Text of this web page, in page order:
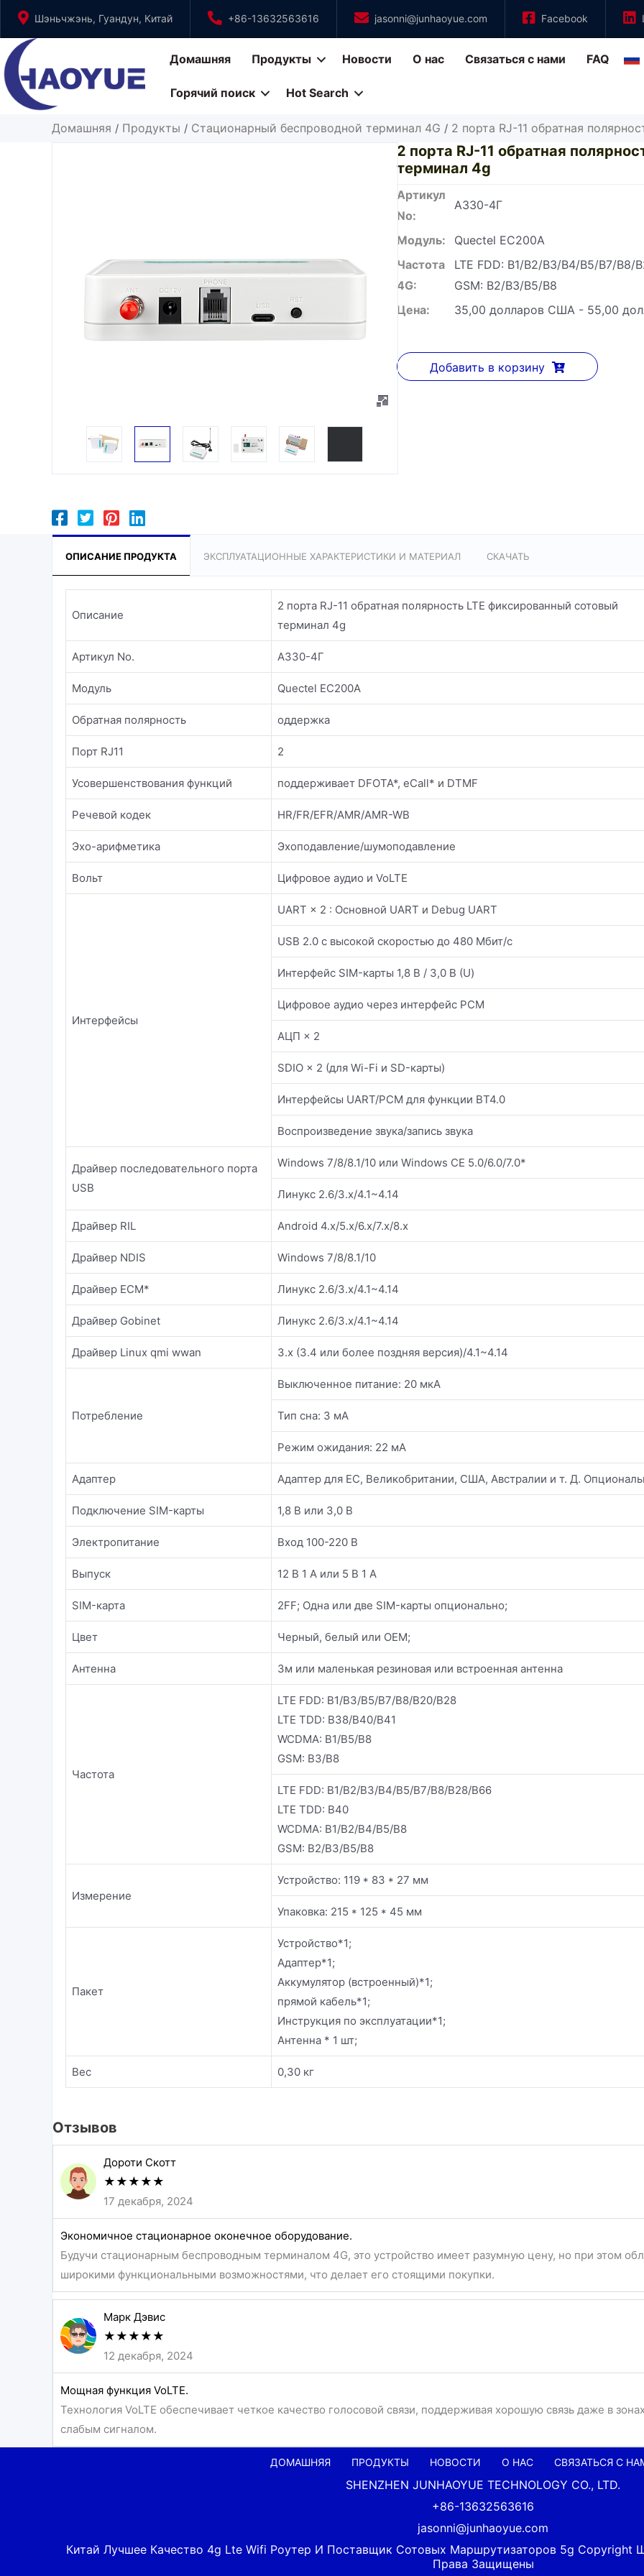
Перейти
содержимому
Шэньчжэнь, Гуандун, Китай +86-13632563616 jasonni@junhaoyue.com Facebook
Домашняя Продукты Новости О нас Связаться с нами FAQ
Горячий поиск Hot Search
Домашняя / Продукты / Стационарный беспроводной терминал 4G / 2 порта RJ-11 обратная
2 порта RJ-11 обратная
терминал 4g
Артикул
No:
А330-4Г
Модуль:
Quectel EC200A
Частота
4G:
LTE FDD: B1/B2/B3/B4/B5/B7/B8/
GSM: B2/B3/B5/B8
Цена:
35,00 долларов США - 55,00
Добавить в корзину
ОПИСАНИЕ ПРОДУКТА ЭКСПЛУАТАЦИОННЫЕ ХАРАКТЕРИСТИКИ И МАТЕРИАЛ СКАЧАТЬ
Описание
2 порта RJ-11 обратная полярность LTE фиксированный сотовый
терминал 4g
Артикул No. А330-4Г
Модуль Quectel EC200A
Обратная полярность оддержка
Порт RJ11 2
Усовершенствования функций поддерживает DFOTA*, eCall* и DTMF
Речевой кодек HR/FR/EFR/AMR/AMR-WB
Эхо-арифметика Эхоподавление/шумоподавление
Вольт Цифровое аудио и VoLTE
Интерфейсы
UART × 2 : Основной UART и Debug UART
USB 2.0 с высокой скоростью до 480 Мбит/с
Интерфейс SIM-карты 1,8 В / 3,0 В (U)
Цифровое аудио через интерфейс PCM
АЦП × 2
SDIO × 2 (для Wi-Fi и SD-карты)
Интерфейсы UART/PCM для функции BT4.0
Воспроизведение звука/запись звука
Драйвер последовательного порта
USB
Windows 7/8/8.1/10 или Windows CE 5.0/6.0/7.0*
Линукс 2.6/3.x/4.1~4.14
Драйвер RIL Android 4.x/5.x/6.x/7.x/8.x
Драйвер NDIS Windows 7/8/8.1/10
Драйвер ECM* Линукс 2.6/3.x/4.1~4.14
Драйвер Gobinet Линукс 2.6/3.x/4.1~4.14
Драйвер Linux qmi wwan 3.x (3.4 или более поздняя версия)/4.1~4.14
Потребление
Выключенное питание: 20 мкА
Тип сна: 3 мА
Режим ожидания: 22 мА
Адаптер Адаптер для ЕС, Великобритании, США, Австралии и т. Д.
Подключение SIM-карты 1,8 В или 3,0 В
Электропитание Вход 100-220 В
Выпуск 12 В 1 А или 5 В 1 А
SIM-карта 2FF; Одна или две SIM-карты опционально;
Цвет Черный, белый или OEM;
Антенна 3м или маленькая резиновая или встроенная антенна
Частота
LTE FDD: B1/B3/B5/B7/B8/B20/B28
LTE TDD: B38/B40/B41
WCDMA: B1/B5/B8
GSM: B3/B8
LTE FDD: B1/B2/B3/B4/B5/B7/B8/B28/B66
LTE TDD: B40
WCDMA: B1/B2/B4/B5/B8
GSM: B2/B3/B5/B8
Измерение
Устройство: 119 * 83 * 27 мм
Упаковка: 215 * 125 * 45 мм
Пакет
Устройство*1;
Адаптер*1;
Аккумулятор (встроенный)*1;
прямой кабель*1;
Инструкция по эксплуатации*1;
Антенна * 1 шт;
Вес 0,30 кг
Отзывов
Дороти Скотт
★ ★ ★ ★ ★
17 декабря, 2024
Экономичное стационарное оконечное оборудование.
Будучи стационарным беспроводным терминалом 4G, это устройство имеет разумную цену, но при этом
широкими функциональными возможностями, что делает его стоящими покупки.
Марк Дэвис
★ ★ ★ ★ ★
12 декабря, 2024
Мощная функция VoLTE.
Технология VoLTE обеспечивает четкое качество голосовой связи, поддерживая хорошую связь даже в
слабым сигналом.
ДОМАШНЯЯ ПРОДУКТЫ НОВОСТИ О НАС СВЯЗАТЬСЯ С
SHENZHEN JUNHAOYUE TECHNOLOGY CO., LTD.
+86-13632563616
jasonni@junhaoyue.com
Китай Лучшее Качество 4g Lte Wifi Роутер И Поставщик Сотовых Маршрутизаторов 5g Copyright
Права Защищены